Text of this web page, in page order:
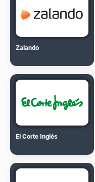
Zalando
El Corte Inglés